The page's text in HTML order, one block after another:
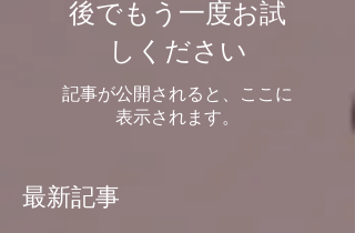
後でもう一度お試
しください
記事が公開されると、ここに
表示されます。
最新記事